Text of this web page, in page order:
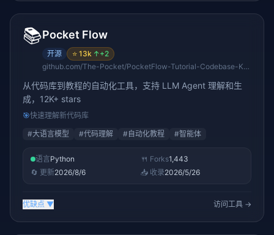
📚Pocket Flow
开源 ⭐ 13k ↑+2
github.com/The-Pocket/PocketFlow-Tutorial-Codebase-Knowledge
从代码库到教程的自动化工具，支持 LLM Agent 理解和生
成，12K+ stars
🎯快速理解新代码库
#大语言模型 #代码理解 # 自动化教程 #智能体
语言Python 🍴 Forks1,443
🔄 更新2026/8/6 📥 收录2026/5/26
优缺点 ▼ 访问工具 →